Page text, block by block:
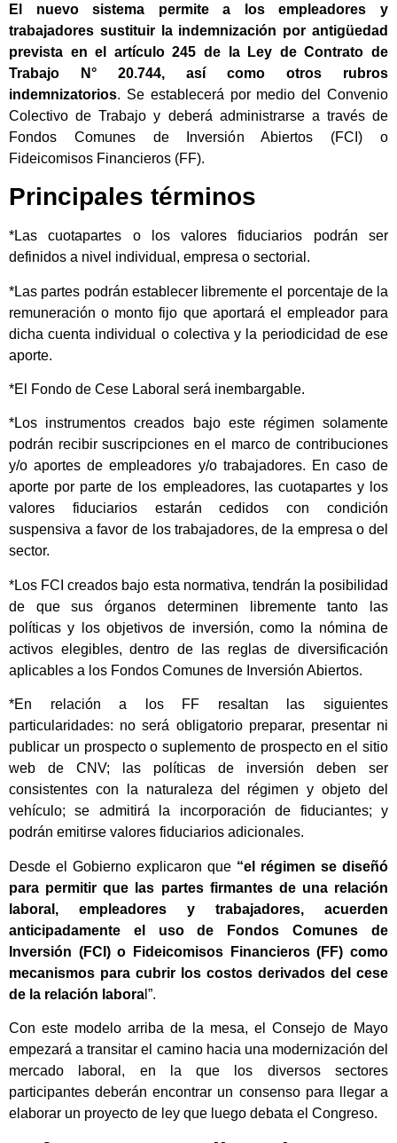
El nuevo sistema permite a los empleadores y
trabajadores sustituir la indemnización por antigüedad
prevista en el artículo 245 de la Ley de Contrato de
Trabajo N° 20.744, así como otros rubros
indemnizatorios. Se establecerá por medio del Convenio
Colectivo de Trabajo y deberá administrarse a través de
Fondos Comunes de Inversión Abiertos (FCI) o
Fideicomisos Financieros (FF).
Principales términos
*Las cuotapartes o los valores fiduciarios podrán ser
definidos a nivel individual, empresa o sectorial.
*Las partes podrán establecer libremente el porcentaje de la
remuneración o monto fijo que aportará el empleador para
dicha cuenta individual o colectiva y la periodicidad de ese
aporte.
*El Fondo de Cese Laboral será inembargable.
*Los instrumentos creados bajo este régimen solamente
podrán recibir suscripciones en el marco de contribuciones
y/o aportes de empleadores y/o trabajadores. En caso de
aporte por parte de los empleadores, las cuotapartes y los
valores fiduciarios estarán cedidos con condición
suspensiva a favor de los trabajadores, de la empresa o del
sector.
*Los FCI creados bajo esta normativa, tendrán la posibilidad
de que sus órganos determinen libremente tanto las
políticas y los objetivos de inversión, como la nómina de
activos elegibles, dentro de las reglas de diversificación
aplicables a los Fondos Comunes de Inversión Abiertos.
*En relación a los FF resaltan las siguientes
particularidades: no será obligatorio preparar, presentar ni
publicar un prospecto o suplemento de prospecto en el sitio
web de CNV; las políticas de inversión deben ser
consistentes con la naturaleza del régimen y objeto del
vehículo; se admitirá la incorporación de fiduciantes; y
podrán emitirse valores fiduciarios adicionales.
Desde el Gobierno explicaron que “el régimen se diseñó
para permitir que las partes firmantes de una relación
laboral, empleadores y trabajadores, acuerden
anticipadamente el uso de Fondos Comunes de
Inversión (FCI) o Fideicomisos Financieros (FF) como
mecanismos para cubrir los costos derivados del cese
de la relación labora l”.
Con este modelo arriba de la mesa, el Consejo de Mayo
empezará a transitar el camino hacia una modernización del
mercado laboral, en la que los diversos sectores
participantes deberán encontrar un consenso para llegar a
elaborar un proyecto de ley que luego debata el Congreso.